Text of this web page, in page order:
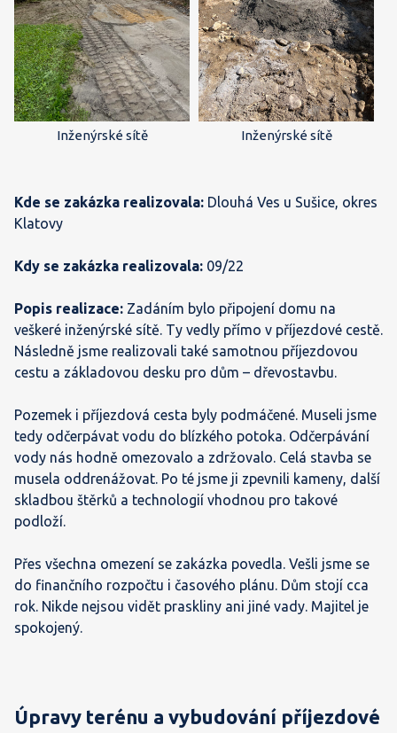
Inženýrské sítě Inženýrské sítě
Kde se zakázka realizovala: Dlouhá Ves u Sušice, okres
Klatovy
Kdy se zakázka realizovala: 09/22
Popis realizace: Zadáním bylo připojení domu na
veškeré inženýrské sítě. Ty vedly přímo v příjezdové cestě.
Následně jsme realizovali také samotnou příjezdovou
cestu a základovou desku pro dům – dřevostavbu.
Pozemek i příjezdová cesta byly podmáčené. Museli jsme
tedy odčerpávat vodu do blízkého potoka. Odčerpávání
vody nás hodně omezovalo a zdržovalo. Celá stavba se
musela oddrenážovat. Po té jsme ji zpevnili kameny, další
skladbou štěrků a technologií vhodnou pro takové
podloží.
Přes všechna omezení se zakázka povedla. Vešli jsme se
do finančního rozpočtu i časového plánu. Dům stojí cca
rok. Nikde nejsou vidět praskliny ani jiné vady. Majitel je
spokojený.
Úpravy terénu a vybudování příjezdové